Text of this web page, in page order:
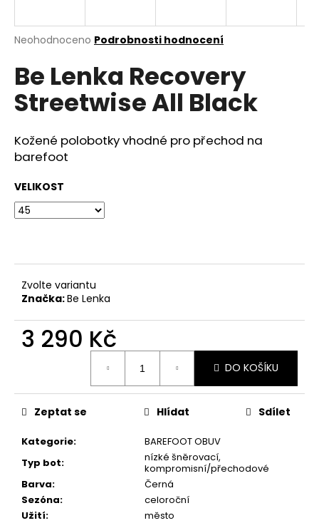
Průměrné
produktu
je
0,0
z
hvězdiček.
Neohodnoceno Podrobnosti hodnocení
Be Lenka Recovery
Streetwise All Black
Kožené polobotky vhodné pro přechod na
barefoot
VELIKOST
Zvolte variantu
Značka:Be Lenka
3 290 Kč
DO KOŠÍKU
Kategorie:
BAREFOOT OBUV
Typ bot:
nízké šněrovací,
kompromisní/přechodové
Barva:
Černá
Sezóna:
celoroční
Užití:
město
Zeptat se Hlídat Sdílet
j
t
?
p
u
č
u
e
RUSTIC
75ML
239
Kč